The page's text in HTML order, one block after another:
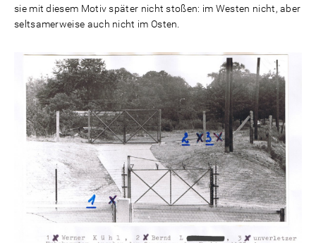
sie mit diesem Motiv später nicht stoßen: im Westen nicht, aber
seltsamerweise auch nicht im Osten.